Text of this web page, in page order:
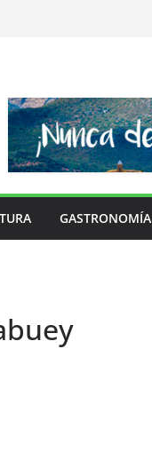
GASTRONOMÍA